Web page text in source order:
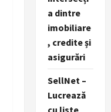
a dintre
imobiliare
, credite și
asigurări
SellNet –
Lucrează
cu liste